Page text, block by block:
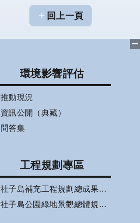
回上一頁
環境影響評估
推動現況
資訊公開（典藏）
問答集
工程規劃專區
社子島補充工程規劃總成果報告書(審定版)
社子島公園綠地景觀總體規劃相關資訊